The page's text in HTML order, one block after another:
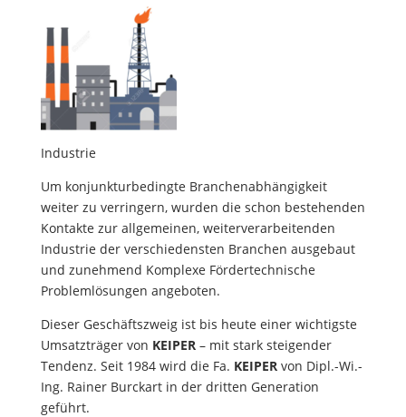
Industrie
Um konjunkturbedingte Branchenabhängigkeit
weiter zu verringern, wurden die schon bestehenden
Kontakte zur allgemeinen, weiterverarbeitenden
Industrie der verschiedensten Branchen ausgebaut
und zunehmend Komplexe Fördertechnische
Problemlösungen angeboten.
Dieser Geschäftszweig ist bis heute einer wichtigste
Umsatzträger von KEIPER– mit stark steigender
Tendenz. Seit 1984 wird die Fa. KEIPERvon Dipl.-Wi.-
Ing. Rainer Burckart in der dritten Generation
geführt.